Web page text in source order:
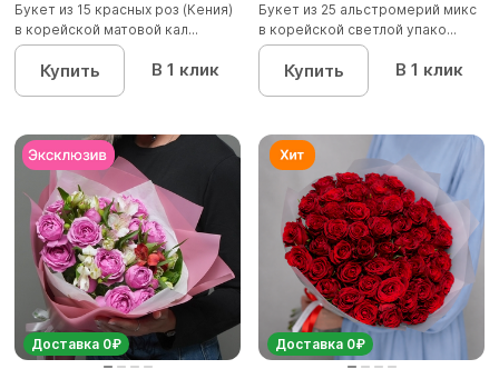
Букет из 15 красных роз (Кения)
в корейской матовой кал...
Купить В 1 клик
Букет из 25 альстромерий микс
в корейской светлой упако...
Купить В 1 клик
Доставка 0₽ Доставка 0₽